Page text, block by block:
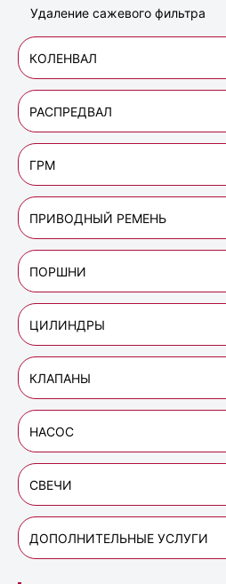
Удаление сажевого фильтра
КОЛЕНВАЛ
РАСПРЕДВАЛ
ГРМ
ПРИВОДНЫЙ РЕМЕНЬ
ПОРШНИ
ЦИЛИНДРЫ
КЛАПАНЫ
НАСОС
СВЕЧИ
ДОПОЛНИТЕЛЬНЫЕ УСЛУГИ